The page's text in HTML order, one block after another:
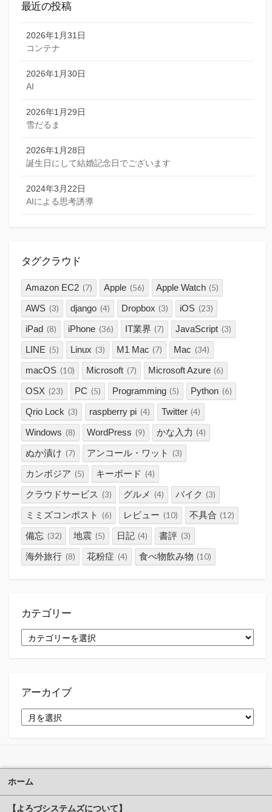
最近の投稿
2026年1月31日
コンテナ
2026年1月30日
AI
2026年1月29日
雪だるま
2026年1月28日
誕生日にして結婚記念日でございます
2024年3月22日
AIによる思考誘導
タグクラウド
Amazon EC2 (7) Apple (56) Apple Watch (5)
AWS (3) django (4) Dropbox (3) iOS (23)
iPad (8) iPhone (36) IT業界 (7) JavaScript (3)
LINE (5) Linux (3) M1 Mac (7) Mac (34)
macOS (10) Microsoft (7) Microsoft Azure (6)
OSX (23) PC (5) Programming (5) Python (6)
Qrio Lock (3) raspberry pi (4) Twitter (4)
Windows (8) WordPress (9) かな入力 (4)
ぬか漬け (7) アンコール・ワット (3)
カンボジア (5) キーボード (4)
クラウドサービス (3) グルメ (4) バイク (3)
ミミズコンポスト (6) レビュー (10) 不具合 (12)
備忘 (32) 地震 (5) 日記 (4) 書評 (3)
海外旅行 (8) 花粉症 (4) 食べ物飲み物 (10)
カテゴリー
テ
アーカイブ
ー
ホーム
【よろづシステムズについて】